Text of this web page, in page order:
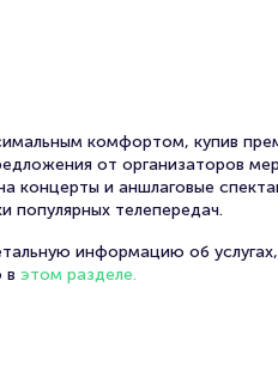
комфортом, купив
от организаторов
концерты и аншлаговые
популярных телепередач.
информацию об
в этом разделе.